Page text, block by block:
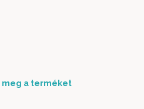
meg a terméket